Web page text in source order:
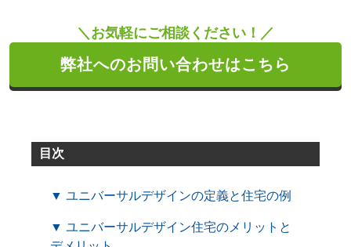
＼お気軽にご相談ください！／
弊社へのお問い合わせはこちら
目次
▼ ユニバーサルデザインの定義と住宅の例
▼ ユニバーサルデザイン住宅のメリットと